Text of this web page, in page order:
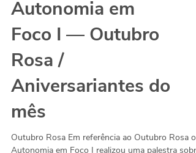
Autonomia em
Foco I — Outubro
Rosa /
Aniversariantes do
mês